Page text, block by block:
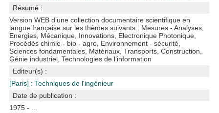
Résumé :
Version WEB d’une collection documentaire scientifique en
langue française sur les thèmes suivants : Mesures - Analyses,
Energies, Mécanique, Innovations, Electronique Photonique,
Procédés chimie - bio - agro, Environnement - sécurité,
Sciences fondamentales, Matériaux, Transports, Construction,
Génie industriel, Technologies de l’information
Editeur(s) :
[Paris] : Techniques de l'ingénieur
Date de publication :
1975 - ...